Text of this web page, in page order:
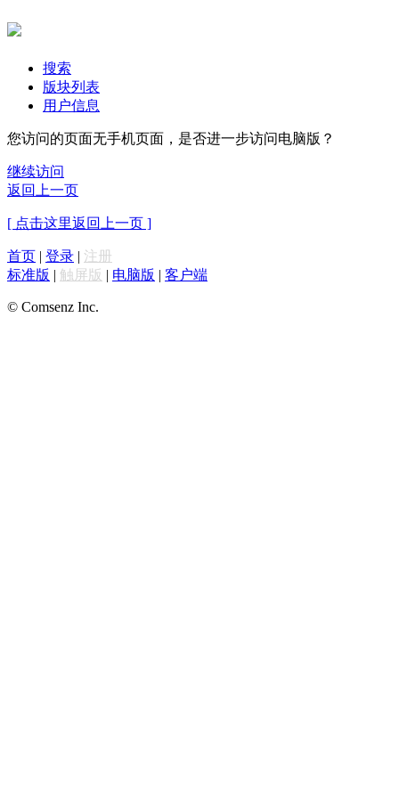
搜索
版块列表
用户信息
您访问的页面无手机页面，是否进一步访问电脑版？
继续访问
返回上一页
[ 点击这里返回上一页 ]
首页 | 登录 | 注册
标准版 | 触屏版 | 电脑版 | 客户端
© Comsenz Inc.